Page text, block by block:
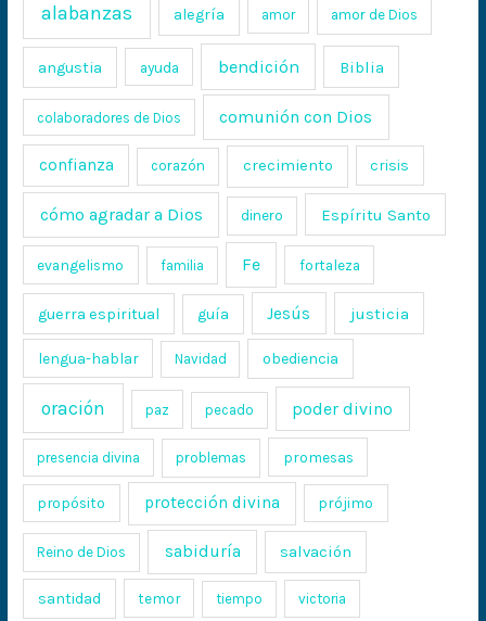
alabanzas alegría amor amor de Dios
angustia ayuda bendición Biblia
colaboradores de Dios comunión con Dios
confianza corazón crecimiento crisis
cómo agradar a Dios dinero Espíritu Santo
evangelismo familia Fe fortaleza
guerra espiritual guía Jesús justicia
lengua-hablar Navidad obediencia
oración paz pecado poder divino
presencia divina problemas promesas
propósito protección divina prójimo
Reino de Dios sabiduría salvación
santidad temor tiempo victoria